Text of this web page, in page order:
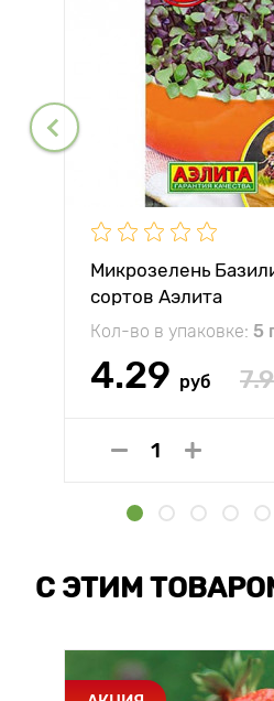
Микрозелень
сортов Аэлита
Кол-во в упаковке: 5
4.29 руб
С ЭТИМ